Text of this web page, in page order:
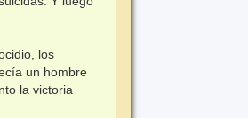
los
un hombre
la victoria